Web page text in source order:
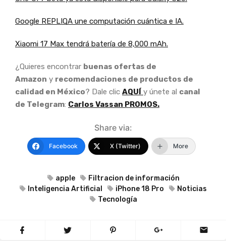
Google REPLIQA une computación cuántica e IA.
Xiaomi 17 Max tendrá batería de 8,000 mAh.
¿Quieres encontrar buenas ofertas de
Amazon y recomendaciones de productos de
calidad en México? Dale clic AQUÍ y únete al canal
de Telegram: Carlos Vassan PROMOS.
Share via:
Facebook X (Twitter) More
apple
Filtracion de información
Inteligencia Artificial
iPhone 18 Pro
Noticias
Tecnología